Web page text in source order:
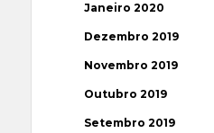
Janeiro 2020
Dezembro 2019
Novembro 2019
Outubro 2019
Setembro 2019